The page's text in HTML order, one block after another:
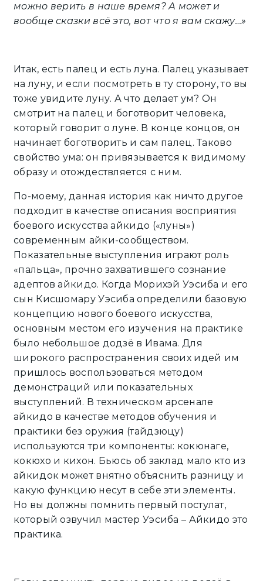
можно верить в наше время? А может и
вообще сказки всё это, вот что я вам скажу…»
Итак, есть палец и есть луна. Палец указывает
на луну, и если посмотреть в ту сторону, то вы
тоже увидите луну. А что делает ум? Он
смотрит на палец и боготворит человека,
который говорит о луне. В конце концов, он
начинает боготворить и сам палец. Таково
свойство ума: он привязывается к видимому
образу и отождествляется с ним.
По-моему, данная история как ничто другое
подходит в качестве описания восприятия
боевого искусства айкидо («луны»)
современным айки-сообществом.
Показательные выступления играют роль
«пальца», прочно захватившего сознание
адептов айкидо. Когда Морихэй Уэсиба и его
сын Кисшомару Уэсиба определили базовую
концепцию нового боевого искусства,
основным местом его изучения на практике
было небольшое додзё в Ивама. Для
широкого распространения своих идей им
пришлось воспользоваться методом
демонстраций или показательных
выступлений. В техническом арсенале
айкидо в качестве методов обучения и
практики без оружия (тайдзюцу)
используются три компоненты: кокюнаге,
кокюхо и кихон. Бьюсь об заклад мало кто из
айкидок может внятно объяснить разницу и
какую функцию несут в себе эти элементы.
Но вы должны помнить первый постулат,
который озвучил мастер Уэсиба – Айкидо это
практика.